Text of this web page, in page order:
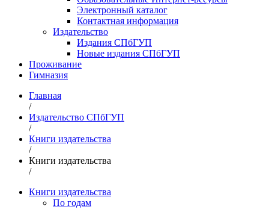
Электронный каталог
Контактная информация
Издательство
Издания СПбГУП
Новые издания СПбГУП
Проживание
Гимназия
Главная
/
Издательство СПбГУП
/
Книги издательства
/
Книги издательства
/
Книги издательства
По годам